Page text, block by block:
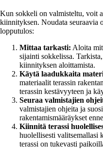
Kun sokkeli on valmisteltu, voit
kiinnityksen. Noudata seuraavia
lopputulos:
Mittaa tarkasti: Aloita
sijainti sokkelissa.
kiinnityksen aloittamista.
Käytä laadukkaita
materiaalit terassin
terassin kestävyyteen ja
Seuraa valmistajien
valmistajien ohjeita ja
rakentamismääräykset
Kiinnitä terassi
huolellisesti valitsemallasi
terassi on tukevasti